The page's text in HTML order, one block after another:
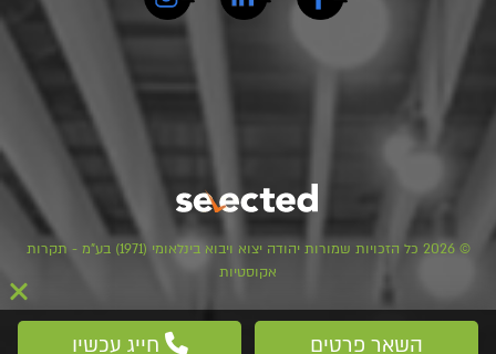
השאר פרטים חייג עכשיו
© 2026 כל הזכויות שמורות יהודה יצוא ויבוא בינלאומי (1971) בע"מ - תקרות
אקוסטיות